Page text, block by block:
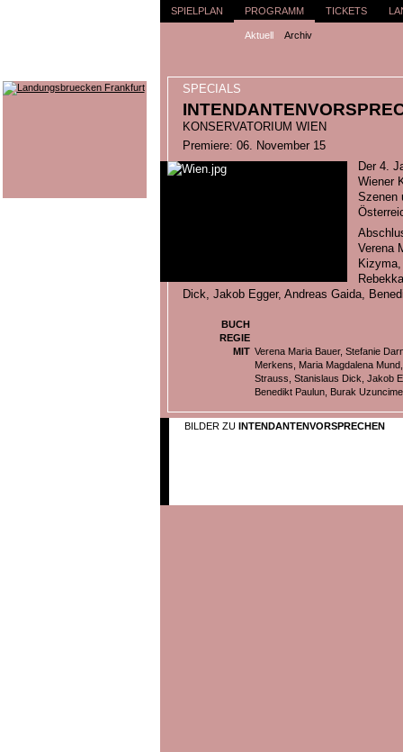
SPIELPLAN PROGRAMM
Aktuell Archiv
TICKETS
SPECIALS
KONSERVATORIUM WIEN
Premiere: 06. November 15
Der 4.
Wiener
Szenen
Verena
Dick, Jakob Egger, Andreas Gaida,
BUCH
REGIE
MIT Verena Maria Bauer, Stefanie
Merkens, Maria Magdalena
Strauss, Stanislaus Dick, Jakob
Benedikt Paulun, Burak
BILDER ZU INTENDANTENVORSPRECHEN